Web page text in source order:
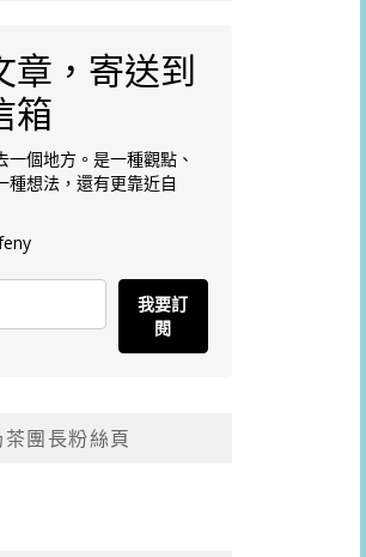
章，寄送到
箱
一個地方。是一種觀點、
種想法，還有更靠近自
我要訂
閱
茶團長粉絲頁